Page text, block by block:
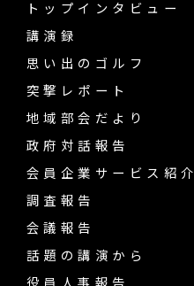
トップインタビュー
講演録
思い出のゴルフ
突撃レポート
地域部会だより
政府対話報告
会員企業サービス紹介
調査報告
会議報告
話題の講演から
役員人事報告